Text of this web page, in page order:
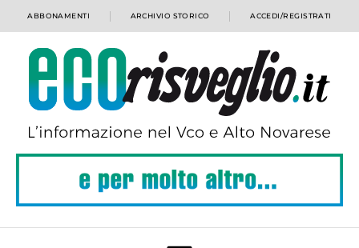
ABBONAMENTI ARCHIVIO STORICO ACCEDI/REGISTRATI